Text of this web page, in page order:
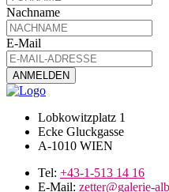
Nachname
E-Mail
Lobkowitzplatz 1
Ecke Gluckgasse
A-1010 WIEN
Tel: +43-1-513 14 16
E-Mail: zetter@galerie-